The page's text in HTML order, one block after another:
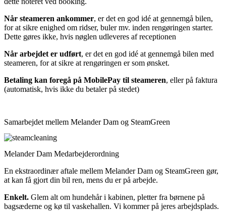
Når steameren ankommer, er det en god idé at gennemgå bilen,
for at sikre enighed om ridser, buler mv. inden rengøringen starter.
Dette gøres ikke, hvis nøglen udleveres af receptionen
Når arbejdet er udført, er det en god idé at gennemgå bilen med
steameren, for at sikre at rengøringen er som ønsket.
Betaling kan foregå på MobilePay til steameren, eller på faktura
(automatisk, hvis ikke du betaler på stedet)
Samarbejdet mellem Melander Dam og SteamGreen
Melander Dam Medarbejderordning
En ekstraordinær aftale mellem Melander Dam og SteamGreen gør,
at kan få gjort din bil ren, mens du er på arbejde.
Enkelt. Glem alt om hundehår i kabinen, pletter fra børnene på
bagsæderne og kø til vaskehallen. Vi kommer på jeres arbejdsplads.